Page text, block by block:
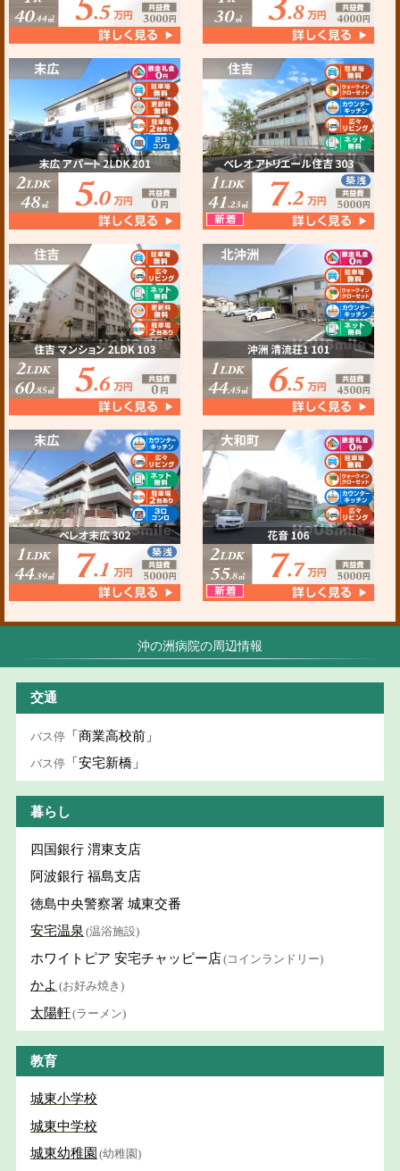
沖の洲病院の周辺情報
交通
バス停 「商業高校前」
バス停 「安宅新橋」
暮らし
四国銀行 渭東支店
阿波銀行 福島支店
徳島中央警察署 城東交番
安宅温泉 (温浴施設)
ホワイトピア 安宅チャッピー店(コインランドリー)
かよ (お好み焼き)
太陽軒(ラーメン)
教育
城東小学校
城東中学校
城東幼稚園 (幼稚園)